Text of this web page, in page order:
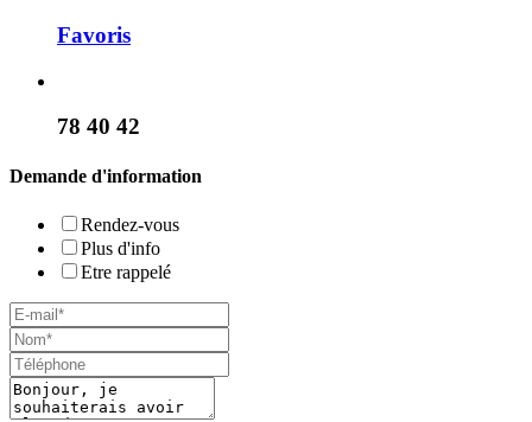
Favoris
78 40 42
Demande d'information
Rendez-vous
Plus d'info
Etre rappelé